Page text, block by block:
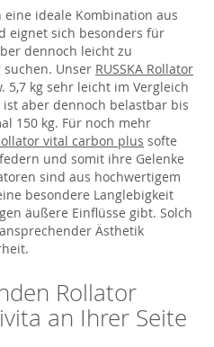
ideale Kombination aus
eignet sich besonders für
dennoch leicht zu
Unser RUSSKA Rollator
5,7 kg sehr leicht im Vergleich
aber dennoch belastbar bis
150 kg. Für noch mehr
vital carbon plus softe
und somit ihre Gelenke
sind aus hochwertigem
besondere Langlebigkeit
äußere Einflüsse gibt. Solch
Ästhetik
Rollator
an Ihrer Seite